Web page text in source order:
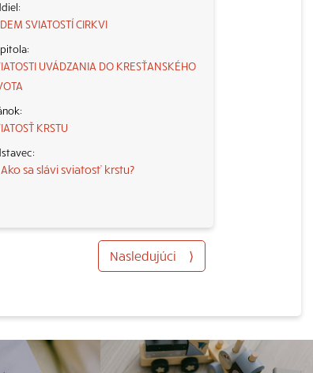
SVIATOSTÍ CIRKVI
UVÁDZANIA DO KRESŤANSKÉHO
KRSTU
Ako sa slávi sviatosť krstu?
Nasledujúci ⟩